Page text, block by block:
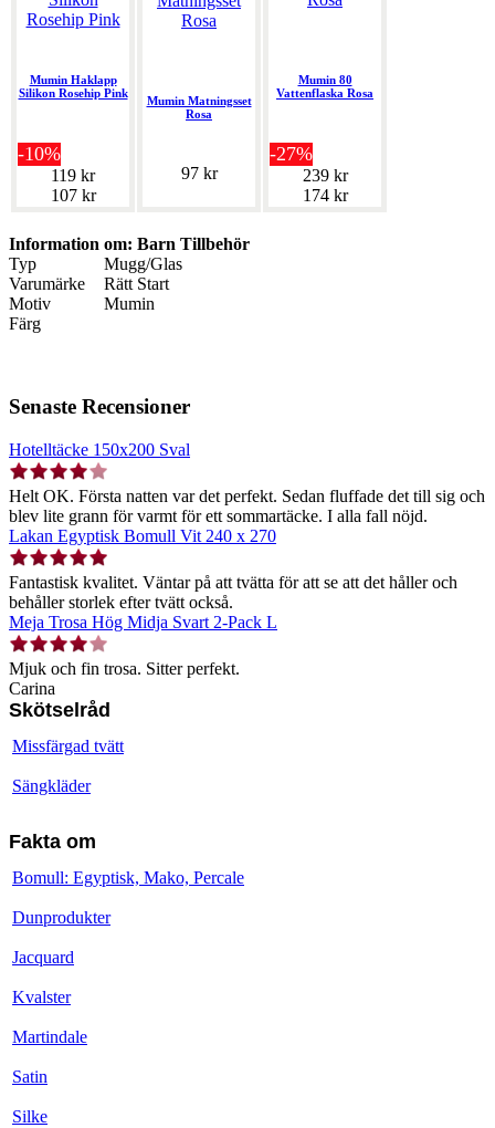
Mumin Haklapp
Silikon Rosehip Pink
-10%
119 kr
107 kr
Mumin Matningsset
Rosa
97 kr
Mumin 80
Vattenflaska Rosa
-27%
239 kr
174 kr
Information om: Barn Tillbehör
Typ
Mugg/Glas
Varumärke
Rätt Start
Motiv
Mumin
Färg
Senaste Recensioner
Hotelltäcke 150x200 Sval
Helt OK. Första natten var det perfekt. Sedan fluffade det till sig och
blev lite grann för varmt för ett sommartäcke. I alla fall nöjd.
Lakan Egyptisk Bomull Vit 240 x 270
Fantastisk kvalitet. Väntar på att tvätta för att se att det håller och
behåller storlek efter tvätt också.
Meja Trosa Hög Midja Svart 2-Pack L
Mjuk och fin trosa. Sitter perfekt.
Carina
Skötselråd
Missfärgad tvätt
Sängkläder
Fakta om
Bomull: Egyptisk, Mako, Percale
Dunprodukter
Jacquard
Kvalster
Martindale
Satin
Silke